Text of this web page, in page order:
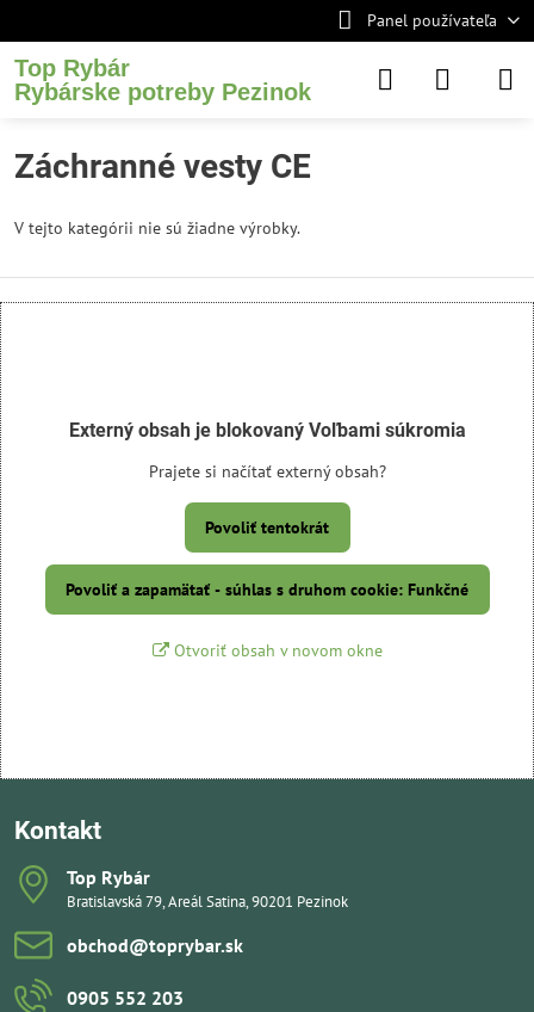
Panel používateľa
Top Rybár
Rybárske potreby Pezinok
Záchranné vesty CE
V tejto kategórii nie sú žiadne výrobky.
Externý obsah je blokovaný Voľbami súkromia
Prajete si načítať externý obsah?
Povoliť tentokrát
Povoliť a zapamätať - súhlas s druhom cookie: Funkčné
Otvoriť obsah v novom okne
Kontakt
Top Rybár
Bratislavská 79, Areál Satina, 90201 Pezinok
obchod​@toprybar​.sk
0905 552 203